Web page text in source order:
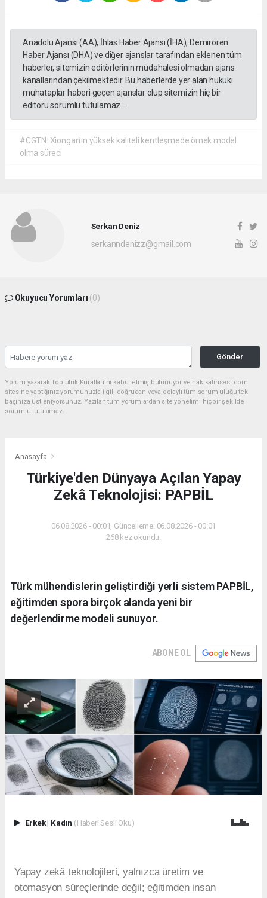
Anadolu Ajansı (AA), İhlas Haber Ajansı (İHA), Demirören
Haber Ajansı (DHA) ve diğer ajanslar tarafından eklenen tüm
haberler, sitemizin editörlerinin müdahalesi olmadan ajans
kanallarından çekilmektedir. Bu haberlerde yer alan hukuki
muhataplar haberi geçen ajanslar olup sitemizin hiç bir
editörü sorumlu tutulamaz...
#CGTN: Xiongan'ın yüksek kaliteli kentleşmede örnek model
olma süreci
Serkan Deniz
serkanndenizz@gmail.com
Okuyucu Yorumları (0)
Gönder
Yorum yazarak Topluluk Kuralları’nı kabul etmiş bulunuyor ve hakikatinsesi.com
sitesine yaptığınız yorumunuzla ilgili doğrudan veya dolaylı tüm sorumluluğu tek
başınıza üstleniyorsunuz. Yazılan tüm yorumlardan site yönetimi hiçbir şekilde
sorumlu tutulamaz.
Anasayfa
Türkiye'den Dünyaya Açılan Yapay
Zekâ Teknolojisi: PAPBİL
06.08.2026 - 00:01, Güncelleme: 06.08.2026 - 00:01
268 kez okundu.
Türk mühendislerin geliştirdiği yerli sistem PAPBİL,
eğitimden spora birçok alanda yeni bir
değerlendirme modeli sunuyor.
ABONE OL
Erkek| Kadın (Haberi Sesli Oku)
Yapay zekâ teknolojileri, yalnızca üretim ve
otomasyon süreçlerinde değil; eğitimden insan